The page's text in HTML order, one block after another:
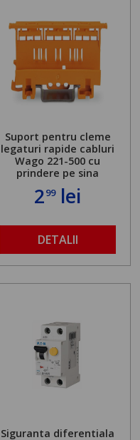
Suport pentru cleme
legaturi rapide cabluri
Wago 221-500 cu
prindere pe sina
299lei
DETALII
Siguranta diferentiala